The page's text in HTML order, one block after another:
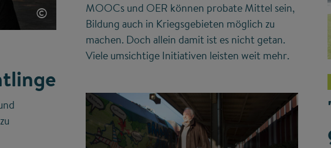
©
MOOCs und OER können probate Mittel sein,
Bildung auch in Kriegsgebieten möglich zu
machen. Doch allein damit ist es nicht getan.
Viele umsichtige Initiativen leisten weit mehr.